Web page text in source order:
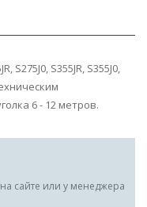
S275J0, S355JR, S355J0,
6 - 12 метров.
сайте или у менеджера